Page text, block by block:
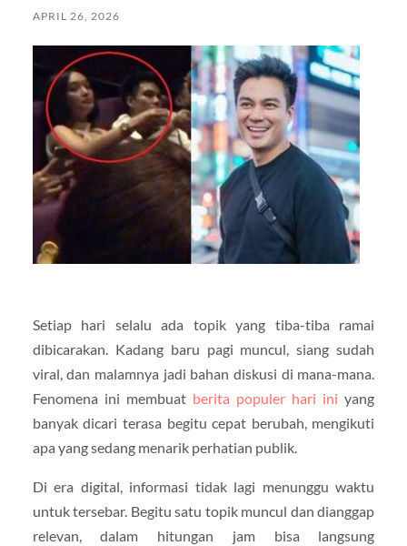
APRIL 26, 2026
Setiap hari selalu ada topik yang tiba-tiba ramai
dibicarakan. Kadang baru pagi muncul, siang sudah
viral, dan malamnya jadi bahan diskusi di mana-mana.
Fenomena ini membuat berita populer hari ini yang
banyak dicari terasa begitu cepat berubah, mengikuti
apa yang sedang menarik perhatian publik.
Di era digital, informasi tidak lagi menunggu waktu
untuk tersebar. Begitu satu topik muncul dan dianggap
relevan, dalam hitungan jam bisa langsung